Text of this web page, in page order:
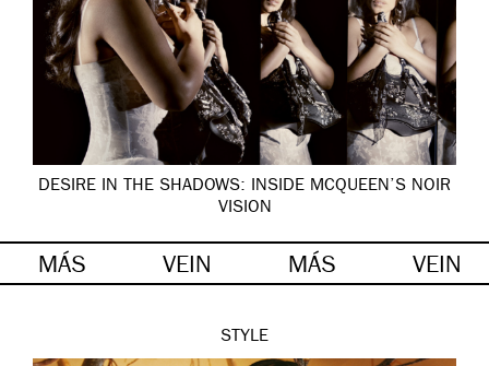
DESIRE IN THE SHADOWS: INSIDE MCQUEEN’S NOIR
VISION
MÁS VEIN MÁS VEIN
STYLE